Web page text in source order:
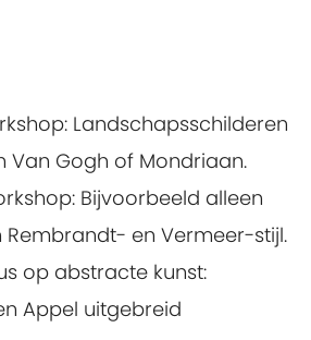
Landschapsschilderen
Van Gogh of Mondriaan.
Bijvoorbeeld alleen
en Vermeer-stijl.
op abstracte kunst:
Appel uitgebreid